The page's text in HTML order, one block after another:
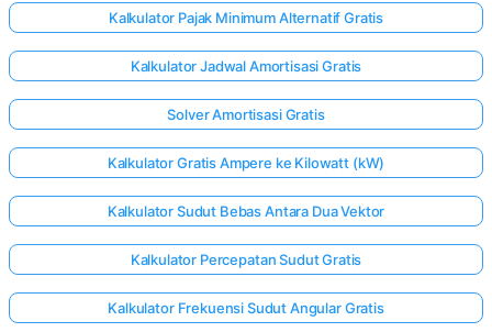
Kalkulator Pajak Minimum Alternatif Gratis
Kalkulator Jadwal Amortisasi Gratis
Solver Amortisasi Gratis
Kalkulator Gratis Ampere ke Kilowatt (kW)
Kalkulator Sudut Bebas Antara Dua Vektor
Kalkulator Percepatan Sudut Gratis
Kalkulator Frekuensi Sudut Angular Gratis